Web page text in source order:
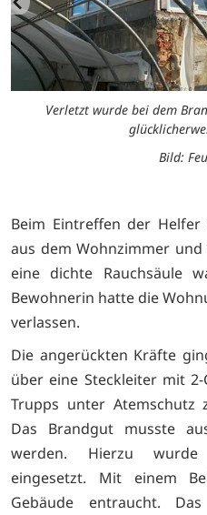
Verletzt wurde bei dem
Bild:
Beim Eintreffen der
aus dem Wohnzimmer
eine dichte Rauchsäule
Bewohnerin hatte die
verlassen.
Die angerückten Kräfte
über eine Steckleiter mit
Trupps unter Atemschutz
Das Brandgut musste
werden. Hierzu wurde
eingesetzt. Mit einem
Gebäude entraucht.